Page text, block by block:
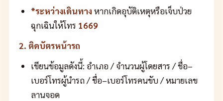
*ระหว่างเดินทางหากเกิดอุบัติเหตุหรือเจ็บป่วย
ฉุกเฉินให้โทร 1669
2. ติดบัตรหน้ารถ
เขียนข้อมูลดังนี้: อำเภอ / จำนวนผู้โดยสาร / ชื่อ–
เบอร์โทรผู้นำรถ / ชื่อ–เบอร์โทรคนขับ / หมายเลข
ลานจอด